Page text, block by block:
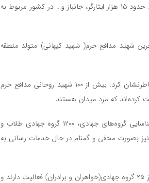
درصد طلاب و روحانیون در میادین جنگ و جهاد حضور داشته اند افزود: حدود ۱۵ هزار ایثارگر، جانباز و… در کشور مربوط به
دارد که آخرین شهید مدافع حرم( شهید کیهانی) متولد منطقه
حجت‌الاسلام گلی با بیان این‌که روحانیون قشری خدمت‌گزار هستند خاطرنشان کرد: بیش از ۱۰۰ شهید روحانی مدافع حرم
کرده‌اند که مرد میدان هستند.
وی افزود: در راستای دستور مدیر حوزه‌های علمیه کشور در خصوص شناسایی گروه‌های جهادی، ۱۲۰۰ گروه جهادی طلاب و
بصورت مخفی و گمنام در حال خدمات رسانی به
فرمانده پایگاه بسیج شهدای روحانی استان اضافه کرد: در استان ایلام نیز ۲۵ گروه جهادی(خواهران و برادران) فعالیت دارند و